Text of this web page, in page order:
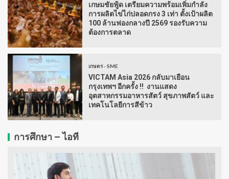
เกษมชัยฟู้ด เตรียมความพร้อมเพิ่มกำลัง
การผลิตไข่ไก่ปลอดกรง 3 เท่า ตั้งเป้าผลิต
100 ล้านฟองกลางปี 2569 รองรับความ
ต้องการตลาด
เกษตร - SME
VICTAM Asia 2026 กลับมาเยือน
กรุงเทพฯ อีกครั้ง !! งานแสดง
อุตสาหกรรมอาหารสัตว์ สุขภาพสัตว์ และ
เทคโนโลยีการสีข้าว
การศึกษา – ไอที